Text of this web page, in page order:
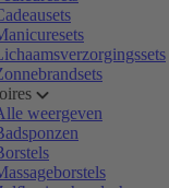
weergeven